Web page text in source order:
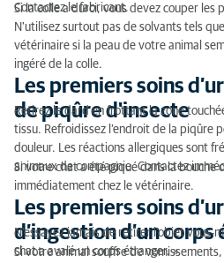
Contactez le fabricant.
Si la colle a durci, vous devez couper les
N'utilisez surtout pas de solvants tels
vétérinaire si la peau de votre animal
ingéré de la colle.
Les premiers soins
de piqûre d'insecte
Retirez le dard en frottant la zone
tissu. Refroidissez l’endroit de la piqûre
douleur. Les réactions allergiques sont
animaux de compagnie. Contactez
Si votre chat a été piqué dans la bouche
immédiatement chez le vétérinaire.
Les premiers soins
d’ingestion d’un
N'essayez jamais de retirer l'objet vous-
chat a avalé un corps étranger. »
Si votre animal souffre de